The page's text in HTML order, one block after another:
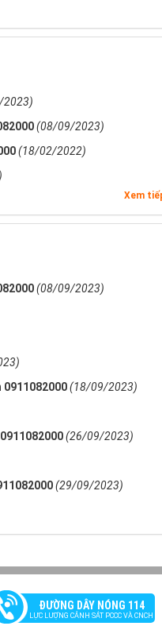
(08/09/2023)
(18/02/2022)
Xem
(08/09/2023)
(18/09/2023)
(26/09/2023)
(29/09/2023)
ĐƯỜNG DÂY NÓNG 114
LỰC LƯỢNG CẢNH SÁT PCCC VÀ CNCH